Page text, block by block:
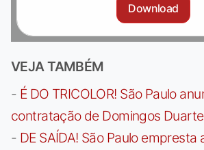
Download
VEJA TAMBÉM
- É DO TRICOLOR! São Paulo
contratação de Domingos Duarte
- DE SAÍDA! São Paulo